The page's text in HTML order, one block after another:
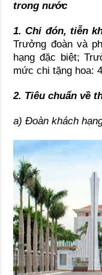
trong nước
1. Chi đón, tiễn
Trưởng đoàn và
hạng đặc biệt;
mức chi tặng hoa:
2. Tiêu chuẩn về
a) Đoàn khách